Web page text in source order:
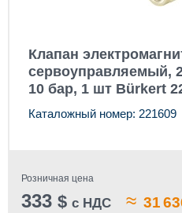
Клапан
сервоуправляемый,
10 бар, 1 шт Bürkert
Каталожный номер: 221609
Розничная цена
333 $ с НДС ≈ 31